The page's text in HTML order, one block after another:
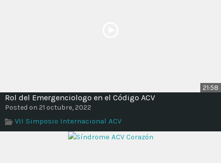
21:58
Rol del Emergenciologo en el Código ACV
Posted on 21 octubre, 2022
VII Simposio Internacional ACV